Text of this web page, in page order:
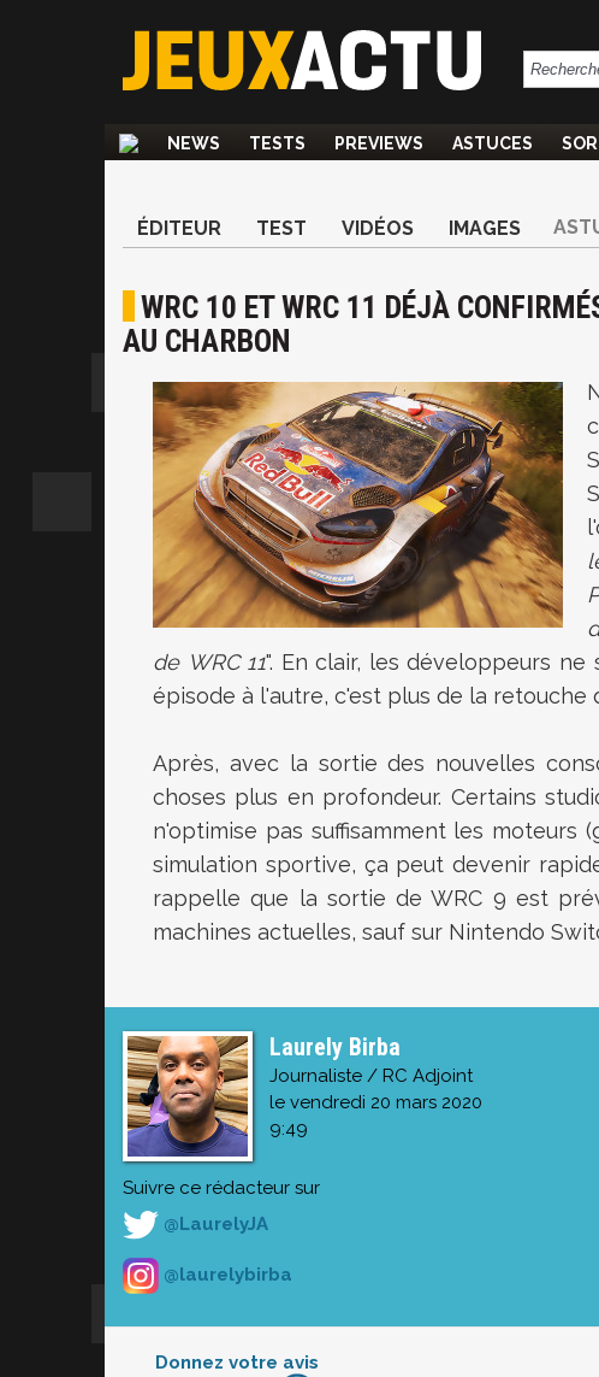
NEWS TESTS PREVIEWS ASTUCES
ÉDITEUR TEST VIDÉOS IMAGES
WRC 10 ET WRC 11 DÉJÀ
AU CHARBON
de WRC 11". En clair, les développeurs
épisode à l'autre, c'est plus de la retouche
Après, avec la sortie des nouvelles
choses plus en profondeur. Certains
n'optimise pas suffisamment les moteurs
simulation sportive, ça peut devenir
rappelle que la sortie de WRC 9 est
machines actuelles, sauf sur Nintendo
Laurely Birba
Journaliste / RC Adjoint
le vendredi 20 mars 2020
9:49
Suivre ce rédacteur sur
@LaurelyJA
@laurelybirba
Donnez votre avis